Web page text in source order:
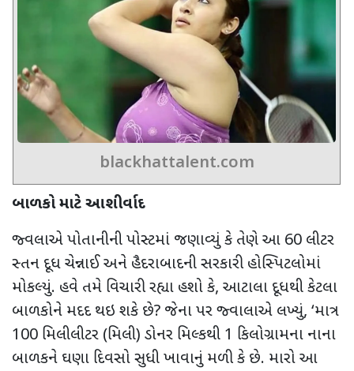
blackhattalent.com
બાળકો માટે આશીર્વાદ
જ્વલાએ પોતાનીની પોસ્ટમાં જણાવ્યું કે તેણે આ 60 લીટર
સ્તન દૂધ ચેન્નાઈ અને હૈદરાબાદની સરકારી હોસ્પિટલોમાં
મોકલ્યું. હવે તમે વિચારી રહ્યા હશો કે, આટાલા દૂધથી કેટલા
બાળકોને મદદ થઇ શકે છે? જેના પર જ્વાલાએ લખ્યું, ‘માત્ર
100 મિલીલીટર (મિલી) ડોનર મિલ્કથી 1 કિલોગ્રામના નાના
બાળકને ઘણા દિવસો સુધી ખાવાનું મળી કે છે. મારો આ